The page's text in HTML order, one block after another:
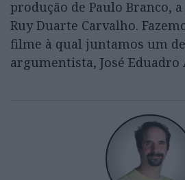
produção de Paulo Branco,
Ruy Duarte Carvalho.
filme à qual juntamos um
argumentista, José Eduadro